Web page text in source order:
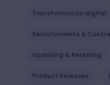
Transformación digital
Reclutamiento &
Upskilling & Reskilling
Product Releases